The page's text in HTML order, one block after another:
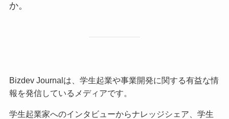
か。
Bizdev Journalは、学生起業や事業開発に関する有益な情
報を発信しているメディアです。
学生起業家へのインタビューからナレッジシェア、学生